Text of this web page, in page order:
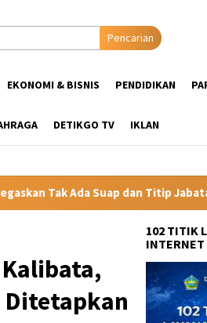
Pencarian
EKONOMI & BISNIS PENDIDIKAN
DETIKGO TV IKLAN
Titip Jabatan Gubernur
Ditetapkan
102 TITIK